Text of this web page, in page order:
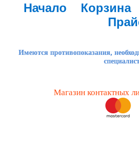
Начало Корзина
Имеются противопоказания,
Магазин контактных